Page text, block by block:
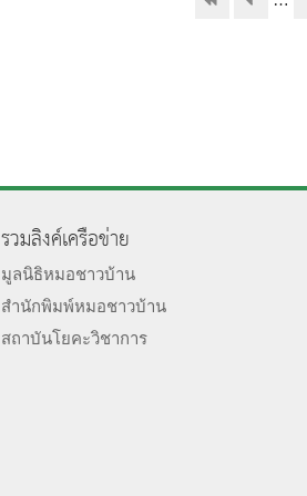
รวมลิงค์เครือข่าย
มูลนิธิหมอชาวบ้าน
สำนักพิมพ์หมอชาวบ้าน
สถาบันโยคะวิชาการ